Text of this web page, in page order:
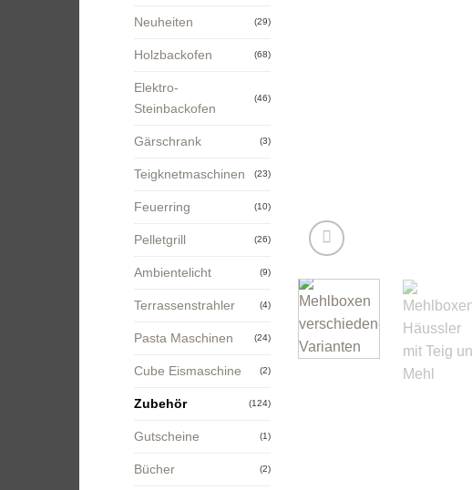
Neuheiten (29)
Holzbackofen (68)
Elektro-
Steinbackofen
(46)
Gärschrank (3)
Teigknetmaschinen (23)
Feuerring (10)
Pelletgrill (26)
Ambientelicht (9)
Terrassenstrahler (4)
Pasta Maschinen (24)
Cube Eismaschine (2)
Zubehör (124)
Gutscheine (1)
Bücher (2)